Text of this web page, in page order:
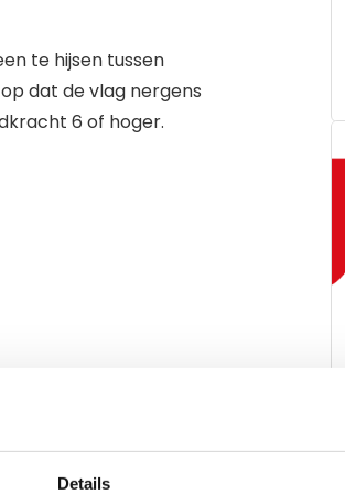
Details
te hijsen tussen
dat de vlag nergens
6 of hoger.